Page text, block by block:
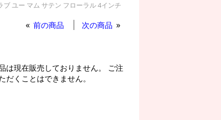
ブ ユー マム サテン フローラル 4インチ
前の商品 次の商品
は現在販売しておりません。 ご注
だくことはできません。